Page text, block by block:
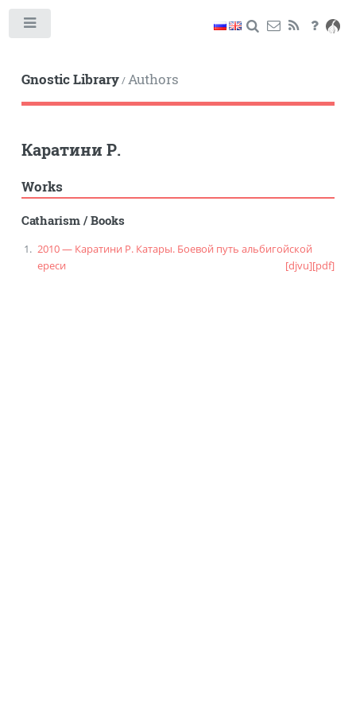
Gnostic Library/Authors
Каратини Р.
Works
Catharism/Books
2010 — Каратини Р. Катары. Боевой путь альбигойской
ереси
[djvu][pdf]